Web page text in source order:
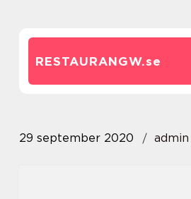
RESTAURANGW.se
29 september 2020 admin